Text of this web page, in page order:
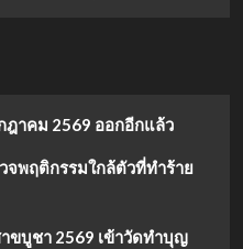
ฎาคม 2569 ออกอีกแล้ว
จพฤติกรรมใกล้ตัวที่ทำร้าย
บูชา 2569 เข้าวัดทำบุญ